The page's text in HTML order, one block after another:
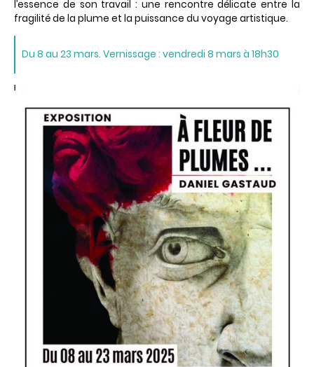
l’essence de son travail : une rencontre délicate entre la
fragilité de la plume et la puissance du voyage artistique.
Du 8 au 23 mars. Vernissage : vendredi 8 mars à 18h30